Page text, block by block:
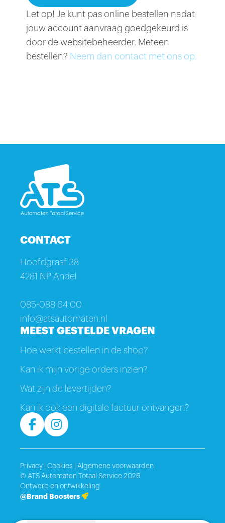
Let op! Je kunt pas online bestellen nadat
jouw account aanvraag goedgekeurd is
door de websitebeheerder. Meteen
bestellen? Neem dan contact met ons op.
CONTACT
Hoofdgraaf 38
4281 NP Andel
085-088 64 00
info@atsautomaten.nl
MEEST GESTELDE VRAGEN
Hoe werkt bestellen in de shop?
Kan ik mijn vorige orders inzien?
Wat zijn de levertijden?
Kan ik ook een digitale factuur ontvangen?
Ontwerp en ontwikkeling
@Brand Boosters
© ATS Automaten Totaal Service 2026
Privacy Cookies Algemene voorwaarden